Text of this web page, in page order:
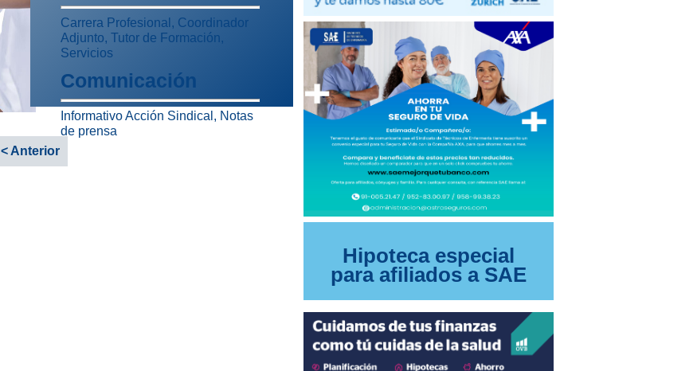
Carrera Profesional, Coordinador
Adjunto, Tutor de Formación,
Servicios
Comunicación
Informativo Acción Sindical, Notas
de prensa
< Anterior
Hipoteca especial
para afiliados a SAE